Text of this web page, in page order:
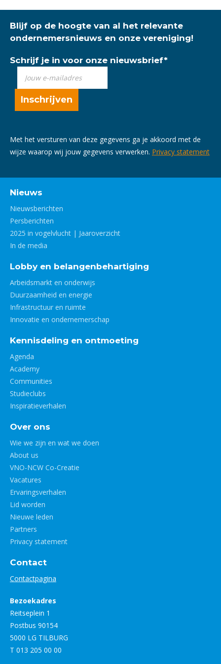
Blijf op de hoogte van al het relevante
ondernemersnieuws en onze vereniging!
Schrijf je in voor onze nieuwsbrief*
Met het versturen van deze gegevens ga je akkoord met de
wijze waarop wij jouw gegevens verwerken. Privacy statement
Nieuws
Nieuwsberichten
Persberichten
2025 in vogelvlucht | Jaaroverzicht
In de media
Lobby en belangenbehartiging
Arbeidsmarkt en onderwijs
Duurzaamheid en energie
Infrastructuur en ruimte
Innovatie en ondernemerschap
Kennisdeling en ontmoeting
Agenda
Academy
Communities
Studieclubs
Inspiratieverhalen
Over ons
Wie we zijn en wat we doen
About us
VNO-NCW Co-Creatie
Vacatures
Ervaringsverhalen
Lid worden
Nieuwe leden
Partners
Privacy statement
Contact
Contactpagina
Bezoekadres
Reitseplein 1
Postbus 90154
5000 LG TILBURG
T 013 205 00 00